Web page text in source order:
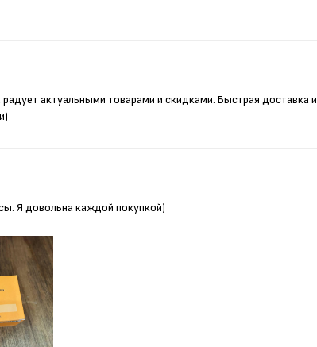
актуальными товарами и скидками. Быстрая доставка и
Я довольна каждой покупкой)